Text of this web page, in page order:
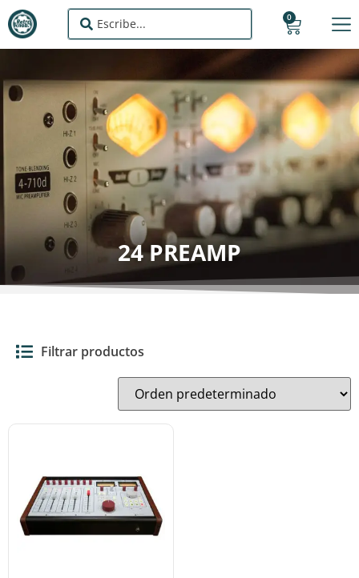
0
24 PREAMP
Filtrar productos